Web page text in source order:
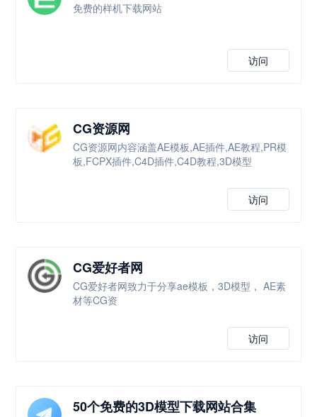
免费的样机下载网站
访问
CG资源网
CG资源网内容涵盖AE模板,AE插件,AE教程,PR模
板,FCPX插件,C4D插件,C4D教程,3D模型
访问
CG爱好者网
CG爱好者网致力于分享ae模板，3D模型， AE素
材等CG资
访问
50个免费的3D模型下载网站合集